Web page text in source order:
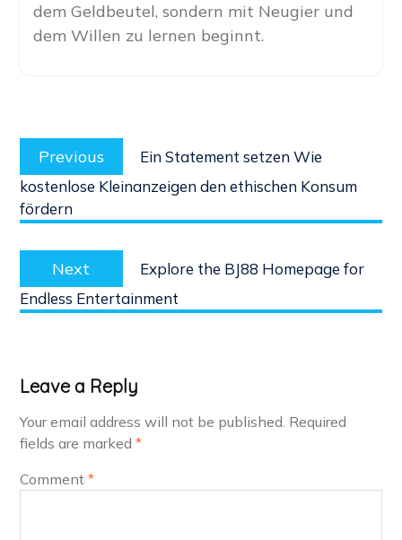
dem Geldbeutel, sondern mit Neugier und
dem Willen zu lernen beginnt.
Post
navigation
Previous
Previous
post:
Ein Statement setzen Wie
kostenlose Kleinanzeigen den ethischen Konsum
fördern
Next
Next
post:
Explore the BJ88 Homepage for
Endless Entertainment
Leave a Reply
Your email address will not be published. Required
fields are marked *
Comment *